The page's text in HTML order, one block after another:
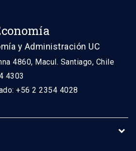
y Administración UC
4860, Macul. Santiago, Chile
4303
+56 2 2354 4028